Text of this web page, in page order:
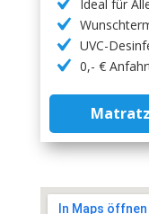
Ideal für
UVC-
0,- €